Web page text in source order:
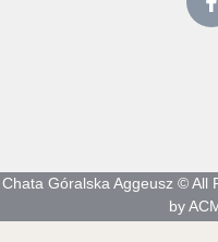
Chata Góralska Aggeusz © All
by